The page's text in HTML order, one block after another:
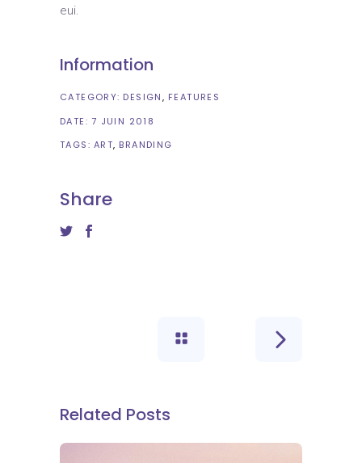
eui.
Information
CATEGORY: DESIGN
FEATURES
DATE: 7 JUIN 2018
TAGS: ART BRANDING
Share
Related Posts